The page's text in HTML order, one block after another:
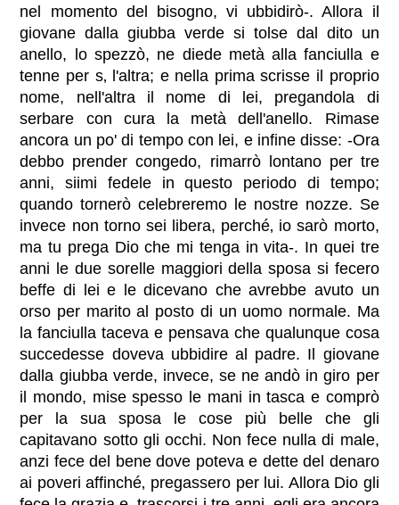
nel momento del bisogno, vi ubbidirò-. Allora il
giovane dalla giubba verde si tolse dal dito un
anello, lo spezzò, ne diede metà alla fanciulla e
tenne per s‚ l'altra; e nella prima scrisse il proprio
nome, nell'altra il nome di lei, pregandola di
serbare con cura la metà dell'anello. Rimase
ancora un po' di tempo con lei, e infine disse: -Ora
debbo prender congedo, rimarrò lontano per tre
anni, siimi fedele in questo periodo di tempo;
quando tornerò celebreremo le nostre nozze. Se
invece non torno sei libera, perché‚ io sarò morto,
ma tu prega Dio che mi tenga in vita-. In quei tre
anni le due sorelle maggiori della sposa si fecero
beffe di lei e le dicevano che avrebbe avuto un
orso per marito al posto di un uomo normale. Ma
la fanciulla taceva e pensava che qualunque cosa
succedesse doveva ubbidire al padre. Il giovane
dalla giubba verde, invece, se ne andò in giro per
il mondo, mise spesso le mani in tasca e comprò
per la sua sposa le cose più belle che gli
capitavano sotto gli occhi. Non fece nulla di male,
anzi fece del bene dove poteva e dette del denaro
ai poveri affinché‚ pregassero per lui. Allora Dio gli